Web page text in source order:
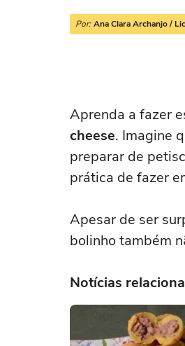
Por: Ana Clara Archanjo /
Aprenda a fazer
cheese. Imagine
preparar de
prática de fazer
Apesar de ser
bolinho também
Notícias